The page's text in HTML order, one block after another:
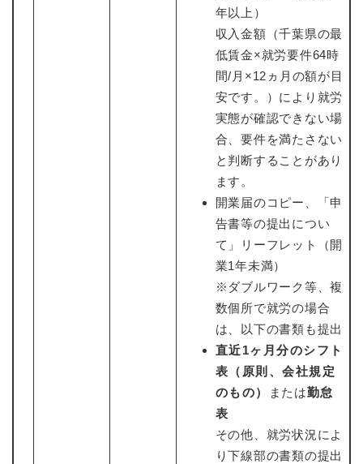
年以上）
収入金額（千葉県の最
低賃金×就労要件64時
間/月×12ヵ月の額が目
安です。）により就労
実態が確認できない場
合、要件を満たさない
と判断することがあり
ます。
開業届のコピー、「申
告書等の提出につい
て」リーフレット（開
業1年未満）
※ダブルワーク等、複
数個所で就労の場合
は、以下の書類も提出
直近1ヶ月分のシフト
表（原則、会社規定
のもの）
または勤怠
表
その他、就労状況によ
り下線部の書類の提出